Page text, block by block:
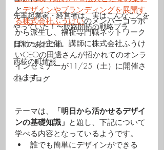
先輩起業家・経営者は、実はこんなことを
やっていた！〜販路開拓の戦略プラ
日常のあれこれ
西荻の町情報
CEOブログ
とデザインやブランディングを展開す
る株式会社ふうけいのメンバーコラボ
から派生し、福祉専門職ネットワーク
ぽけっと主催、講師に株式会社ふうけ
いCEOの田邊さんが招かれてのオンラ
インセミナーが11/25（土）に開催さ
れます。
テーマは、
「明日から活かせるデザイ
ンの基礎知識」 と題し、下記について
学べる内容となっているようです。
誰でも簡単にデザインができる